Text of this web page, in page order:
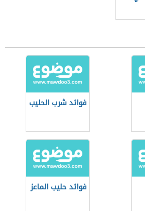
فوائد شرب الحليب
فوائد حليب الماعز